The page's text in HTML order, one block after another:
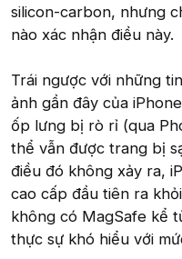
silicon-carbon, nhưng
nào xác nhận điều này.
Trái ngược với những
ảnh gần đây của
ốp lưng bị rò rỉ (qua
thể vẫn được trang bị
điều đó không xảy ra,
cao cấp đầu tiên ra
không có MagSafe kể
thực sự khó hiểu với